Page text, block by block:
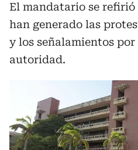
El mandatario se
han generado las
y los señalamientos por
autoridad.